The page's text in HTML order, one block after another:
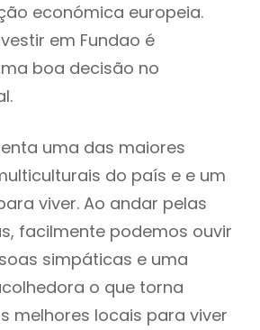
económica europeia.
em Fundao é
boa decisão no
uma das maiores
do país e e um
viver. Ao andar pelas
facilmente podemos ouvir
simpáticas e uma
o que torna
melhores locais para viver